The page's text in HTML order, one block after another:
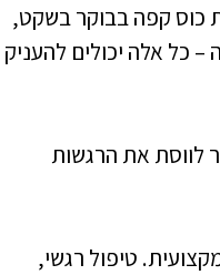
כוס קפה בבוקר בשקט,
כל אלה יכולים להעניק
לווסת את הרגשות
טיפול רגשי,